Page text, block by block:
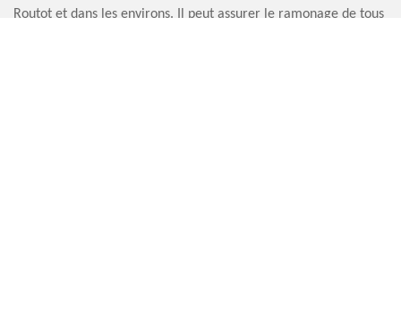
Routot et dans les environs. Il peut assurer le ramonage de tous